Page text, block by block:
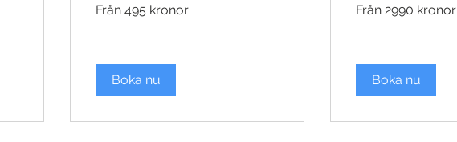
495
Från 495 kronor
Boka nu
2990
Från 2990 kronor
Boka nu